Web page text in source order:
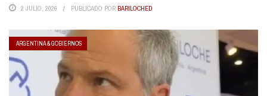
2 JULIO, 2026 PUBLICADO POR BARILOCHED
ARGENTINA & GOBIERNOS